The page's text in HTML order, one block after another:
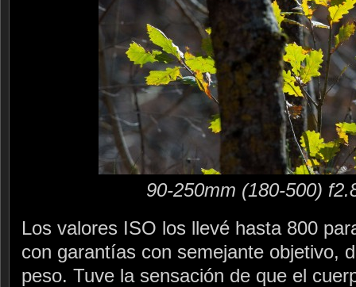
90-250mm (180-500)
Los valores ISO los llevé hasta 800
con garantías con semejante objetivo,
peso. Tuve la sensación de que el